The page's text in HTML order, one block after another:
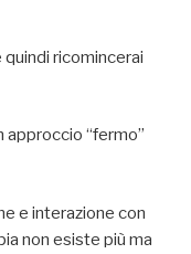
ricomincerai
“fermo”
e interazione con
non esiste più ma